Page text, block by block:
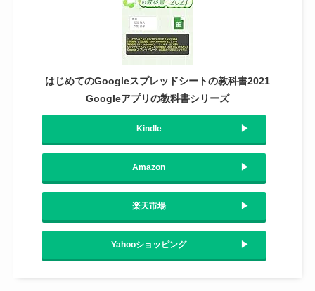
はじめてのGoogleスプレッドシートの教科書2021
Googleアプリの教科書シリーズ
Kindle
Amazon
楽天市場
Yahooショッピング